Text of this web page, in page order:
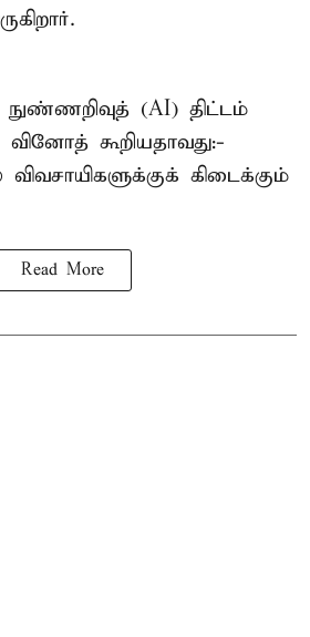
(AI) திட்டம்
வினோத் கூறியதாவது:-
விவசாயிகளுக்குக் கிடைக்கும்
Read More